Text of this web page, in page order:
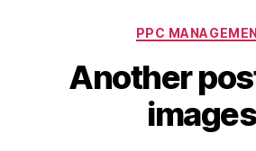
PPC
Another
images